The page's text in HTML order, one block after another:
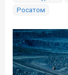
Росатом